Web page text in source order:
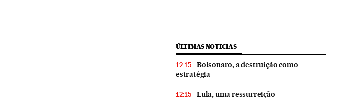
ÚLTIMAS NOTICIAS
12:15
Bolsonaro, a destruição como
estratégia
12:15 Lula, uma ressurreição